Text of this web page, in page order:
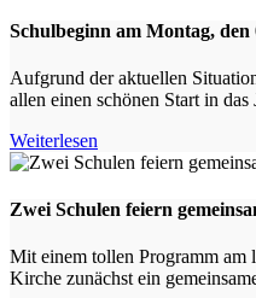
Schulbeginn am Montag, den
Aufgrund der aktuellen
allen einen schönen Start in
Weiterlesen
Zwei Schulen feiern
Mit einem tollen Programm am
Kirche zunächst ein